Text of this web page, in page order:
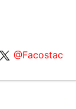
@Facostac